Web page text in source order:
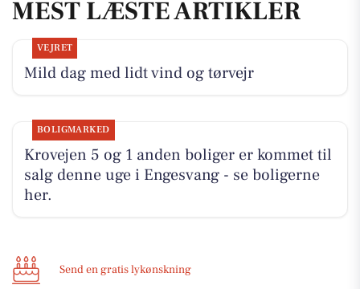
MEST LÆSTE ARTIKLER
VEJRET
Mild dag med lidt vind og tørvejr
BOLIGMARKED
Krovejen 5 og 1 anden boliger er kommet til
salg denne uge i Engesvang - se boligerne
her.
Send en gratis lykønskning